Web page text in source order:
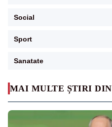
MAI MULTE ȘTIRI DIN
Social
Sport
Sanatate